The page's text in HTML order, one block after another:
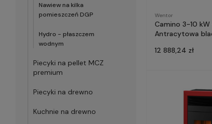
Nawiew na kilka
pomieszczeń DGP
Hydro - płaszczem
wodnym
Piecyki na pellet MCZ
premium
Piecyki na drewno
Kuchnie na drewno
Wentor
Camino 3-10
Antracytowa
12 888,24 zł